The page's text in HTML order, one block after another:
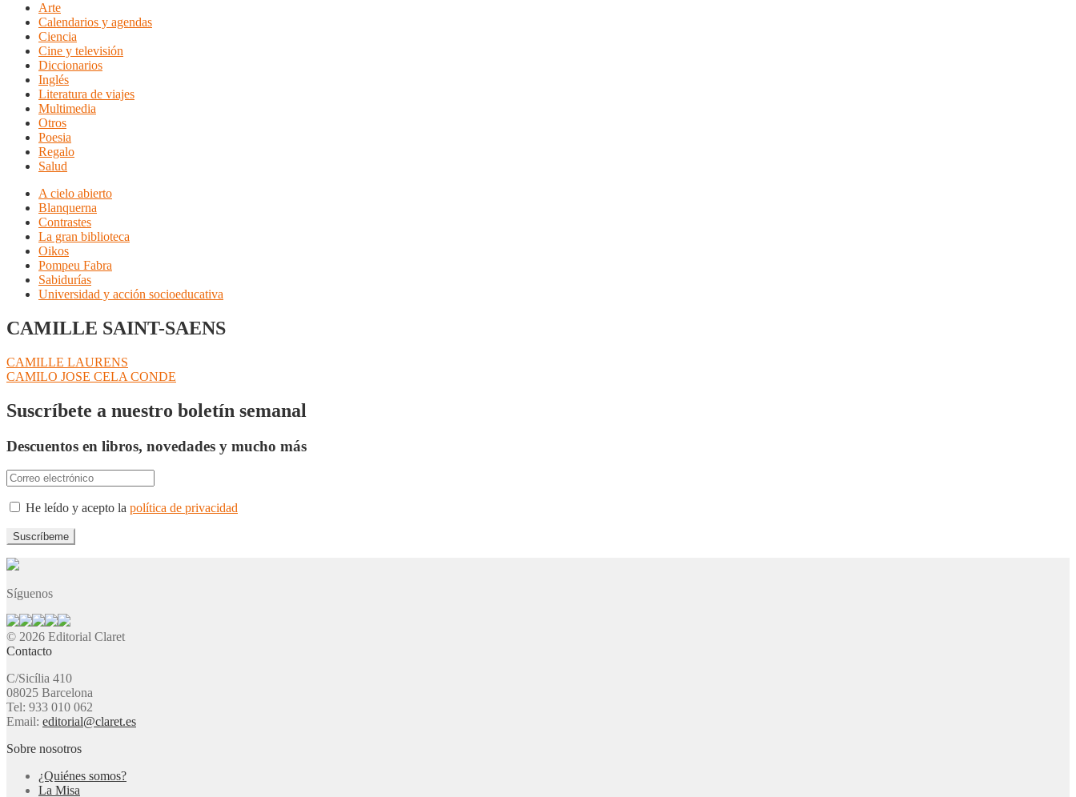
Arte
Calendarios y agendas
Ciencia
Cine y televisión
Diccionarios
Inglés
Literatura de viajes
Multimedia
Otros
Poesia
Regalo
Salud
A cielo abierto
Blanquerna
Contrastes
La gran biblioteca
Oikos
Pompeu Fabra
Sabidurías
Universidad y acción socioeducativa
CAMILLE SAINT-SAENS
Navegación
de
entradas
Anterior:
CAMILLE LAURENS
Siguiente:
CAMILO JOSE CELA CONDE
Suscríbete a nuestro boletín semanal
Descuentos en libros, novedades y mucho más
He leído y acepto la política de privacidad
Síguenos
© 2026 Editorial Claret
Contacto
C/Sicília 410
08025 Barcelona
Tel: 933 010 062
Email: editorial@claret.es
Sobre nosotros
¿Quiénes somos?
La Misa